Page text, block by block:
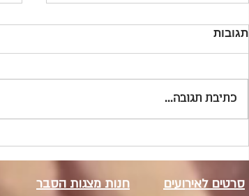
תגובות
כתיבת תגובה...
חנות מצגות הסבר
סרטים לאירועים